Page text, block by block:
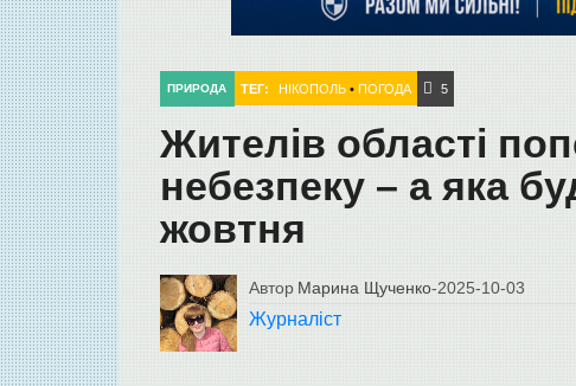
ПРИРОДА ТЕГ: НІКОПОЛЬ •ПОГОДА 5
Жителів області
небезпеку – а яка
жовтня
Автор Марина Щученко-2025-10-03
Журналіст